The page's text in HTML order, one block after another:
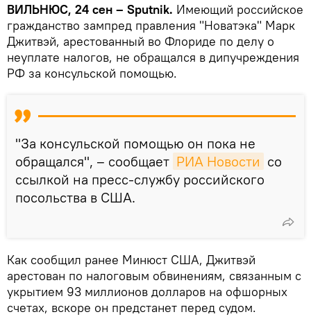
ВИЛЬНЮС, 24 сен – Sputnik. Имеющий российское
гражданство зампред правления "Новатэка" Марк
Джитвэй, арестованный во Флориде по делу о
неуплате налогов, не обращался в дипучреждения
РФ за консульской помощью.
"За консульской помощью он пока не
обращался", – сообщает РИА Новости со
ссылкой на пресс-службу российского
посольства в США.
Как сообщил ранее Минюст США, Джитвэй
арестован по налоговым обвинениям, связанным с
укрытием 93 миллионов долларов на офшорных
счетах, вскоре он предстанет перед судом.